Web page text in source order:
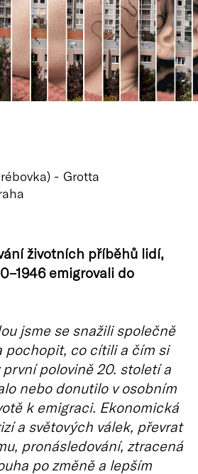
- Grotta
životních příběhů lidí,
emigrovali do
jsme se snažili společně
pochopit, co cítili a čím si
polovině 20. století a
nebo donutilo v osobním
k emigraci. Ekonomická
a světových válek, převrat
pronásledování, ztracená
po změně a lepším